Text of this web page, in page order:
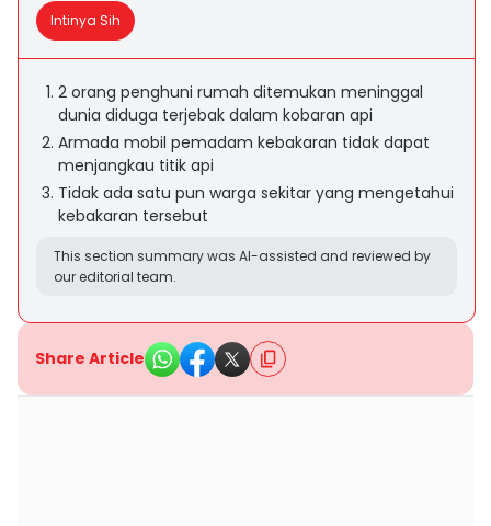
Intinya Sih
2 orang penghuni rumah ditemukan meninggal
dunia diduga terjebak dalam kobaran api
Armada mobil pemadam kebakaran tidak dapat
menjangkau titik api
Tidak ada satu pun warga sekitar yang mengetahui
kebakaran tersebut
This section summary was AI-assisted and reviewed by
our editorial team.
Share Article